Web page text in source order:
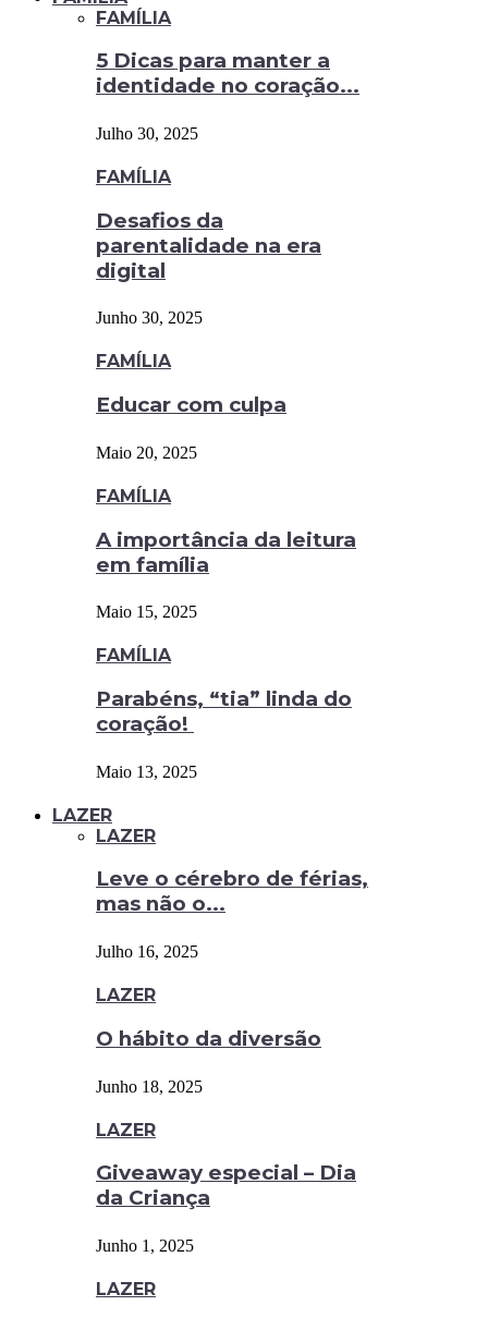
FAMÍLIA
5 Dicas para manter a
identidade no coração...
Julho 30, 2025
FAMÍLIA
Desafios da
parentalidade na era
digital
Junho 30, 2025
FAMÍLIA
Educar com culpa
Maio 20, 2025
FAMÍLIA
A importância da leitura
em família
Maio 15, 2025
FAMÍLIA
Parabéns, “tia” linda do
coração!
Maio 13, 2025
LAZER
LAZER
Leve o cérebro de férias,
mas não o...
Julho 16, 2025
LAZER
O hábito da diversão
Junho 18, 2025
LAZER
Giveaway especial – Dia
da Criança
Junho 1, 2025
LAZER